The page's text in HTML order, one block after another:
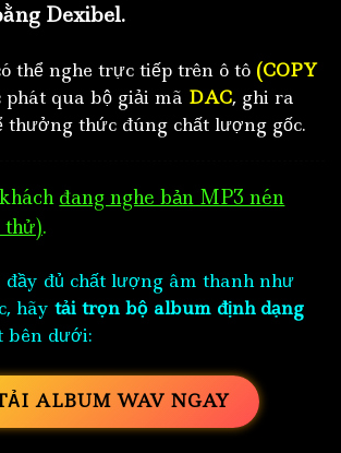
Dexibel.
thể nghe trực tiếp trên ô tô (COPY
phát qua bộ giải mã DAC, ghi ra
thưởng thức đúng chất lượng gốc.
đang nghe bản MP3 nén
thử).
đủ chất lượng âm thanh như
hãy tải trọn bộ album định dạng
bên dưới:
ALBUM WAV NGAY